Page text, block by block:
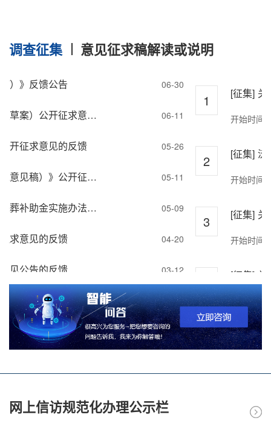
调查征集
意见征求稿解读或说明
结果反馈
）》反馈公告 06-30
关于《沅陵县城镇生活垃圾处理费收费标准调整方案》（草案）公开征求意见的反馈 06-11
开征求意见的反馈 05-26
关于《关于沅陵县残疾儿童康复救助制度实施办法（征求意见稿）》公开征求意见的反馈 05-11
关于公开征求《沅陵县城乡居民基本养老保险困难群体丧葬补助金实施办法》意见公告的反馈 05-09
求意见的反馈 04-20
见公告的反馈 03-12
反馈 02-09
的反馈 01-20
1 [征集]
开始时间
2 [征集]
开始时间
3 [征集]
开始时间
4 [征集]
开始时间
5 [征集]
开始时
网上信访规范化办理公示栏